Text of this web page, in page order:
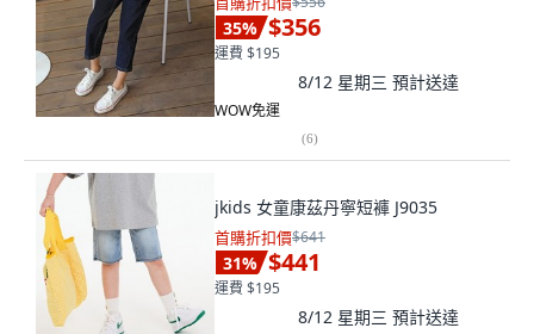
35% $356
運費 $195
8/12 星期三 預計送達
WOW免運
(6)
jkids 女童康茲丹寧短褲 J9035
首購折扣價$641
31% $441
運費 $195
8/12 星期三 預計送達